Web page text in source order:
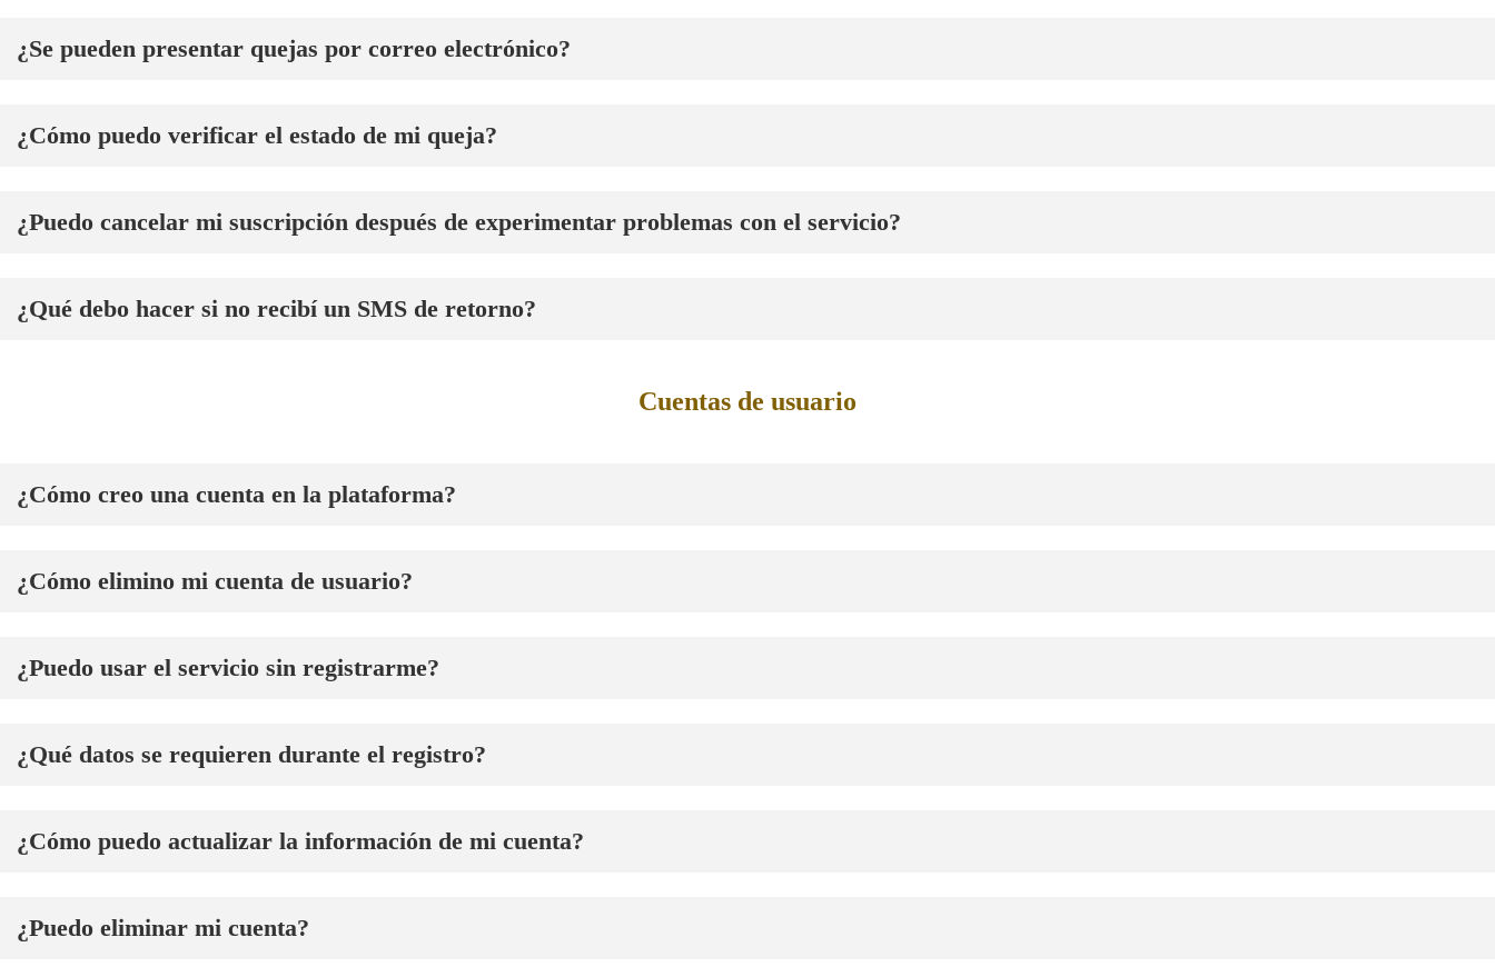
¿Se pueden presentar quejas por correo electrónico?
¿Cómo puedo verificar el estado de mi queja?
¿Puedo cancelar mi suscripción después de experimentar problemas con el servicio?
¿Qué debo hacer si no recibí un SMS de retorno?
Cuentas de usuario
¿Cómo creo una cuenta en la plataforma?
¿Cómo elimino mi cuenta de usuario?
¿Puedo usar el servicio sin registrarme?
¿Qué datos se requieren durante el registro?
¿Cómo puedo actualizar la información de mi cuenta?
¿Puedo eliminar mi cuenta?